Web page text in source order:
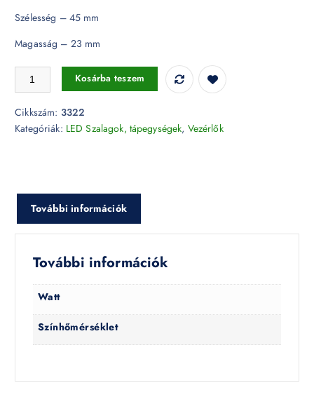
Szélesség – 45 mm
Magasság – 23 mm
WIFI-s RGB vezérlő - 3322 mennyiség
Kosárba teszem
Cikkszám: 3322
Kategóriák: LED Szalagok, tápegységek, Vezérlők
További információk
További információk
Watt
Színhőmérséklet